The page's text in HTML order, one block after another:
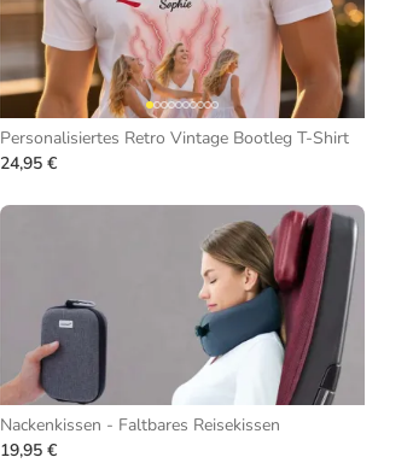
Personalisiertes Retro Vintage Bootleg T-Shirt
24,95 €
Nackenkissen - Faltbares Reisekissen
19,95 €